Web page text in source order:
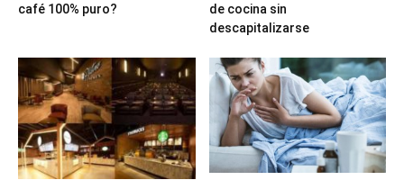
café 100% puro?
de cocina sin
descapitalizarse